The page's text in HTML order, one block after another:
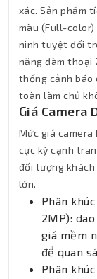
xác. Sản phẩm
màu (Full-color)
ninh tuyệt đối
năng đàm thoại
thống cảnh báo
toàn làm chủ
Giá Camera
Mức giá
cực kỳ cạnh
đối tượng
lớn.
Phân
2MP):
giá mềm
để quan
Phân